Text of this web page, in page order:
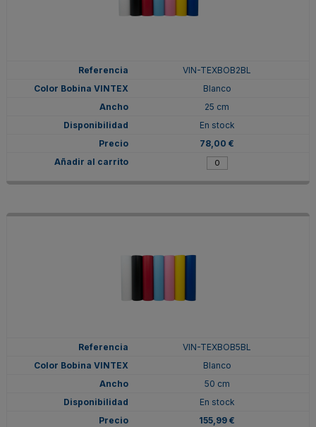
VIN-TEXBOB2BL
Blanco
25 cm
En stock
78,00 €
VIN-TEXBOB5BL
Blanco
50 cm
En stock
155,99 €